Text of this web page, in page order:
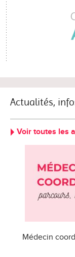
Actualités,
Voir toutes les
Médecin